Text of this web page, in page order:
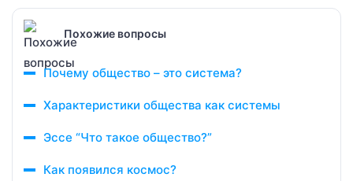
Похожие вопросы
Почему общество – это система?
Характеристики общества как системы
Эссе “Что такое общество?”
Как появился космос?